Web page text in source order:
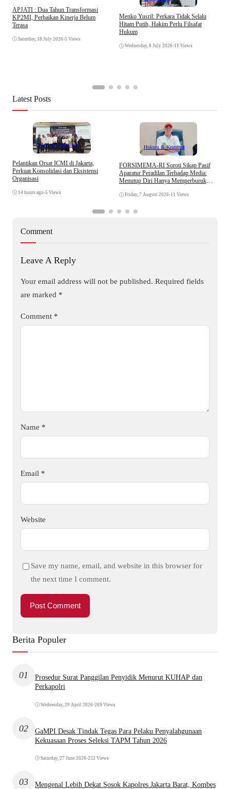
APJATI : Dua Tahun Transformasi
KP2MI, Perbaikan Kinerja Belum
Terasa
Saturday, 18 July 2026•5 Views
Menko Yusril: Perkara Tidak Selalu
Hitam Putih, Hakim Perlu Filsafat
Hukum
Wednesday, 8 July 2026•11 Views
Latest Posts
Tokoh & Organisasi
Pelantikan Orsat ICMI di Jakarta,
Perkuat Konsolidasi dan Eksistensi
Organisasi
14 hours ago •5 Views
Hukum & Kriminal
​FORSIMEMA-RI Soroti Sikap Pasif
Aparatur Peradilan Terhadap Media:
Menutup Diri Hanya Memperburuk
Friday, 7 August 2026•11 Views
Comment
Leave A Reply
Your email address will not be published. Required fields
are marked *
Comment *
Name *
Email *
Website
Save my name, email, and website in this browser for
the next time I comment.
Berita Populer
01
Prosedur Surat Panggilan Penyidik Menurut KUHAP dan
Perkapolri
Wednesday, 29 April 2026•269 Views
02
GaMPI Desak Tindak Tegas Para Pelaku Penyalahgunaan
Kekuasaan Proses Seleksi TAPM Tahun 2026
Saturday, 27 June 2026•252 Views
03
Mengenal Lebih Dekat Sosok Kapolres Jakarta Barat, Kombes